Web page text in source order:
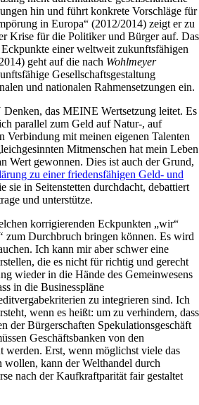
hin und führt konkrete Vorschläge für
in Europa“ (2012/2014) zeigt er zu
Krise für die Politiker und Bürger auf. Das
einer weltweit zukunftsfähigen
geht auf die nach Wohlmeyer
Gesellschaftsgestaltung
und nationalen Rahmensetzungen ein.
Denken, das MEINE Wertsetzung leitet. Es
parallel zum Geld auf Natur-, auf
Verbindung mit meinen eigenen Talenten
Mitmenschen hat mein Leben
Wert gewonnen. Dies ist auch der Grund,
zu einer friedensfähigen Geld- und
sie in Seitenstetten durchdacht, debattiert
und unterstütze.
korrigierenden Eckpunkten „wir“
zum Durchbruch bringen können. Es wird
Ich kann mir aber schwer eine
die es nicht für richtig und gerecht
wieder in die Hände des Gemeinwesens
in die Businesspläne
zu integrieren sind. Ich
wenn es heißt: um zu verhindern, dass
der Bürgerschaften Spekulationsgeschäft
Geschäftsbanken von den
werden. Erst, wenn möglichst viele das
wollen, kann der Welthandel durch
nach der Kaufkraftparität fair gestaltet